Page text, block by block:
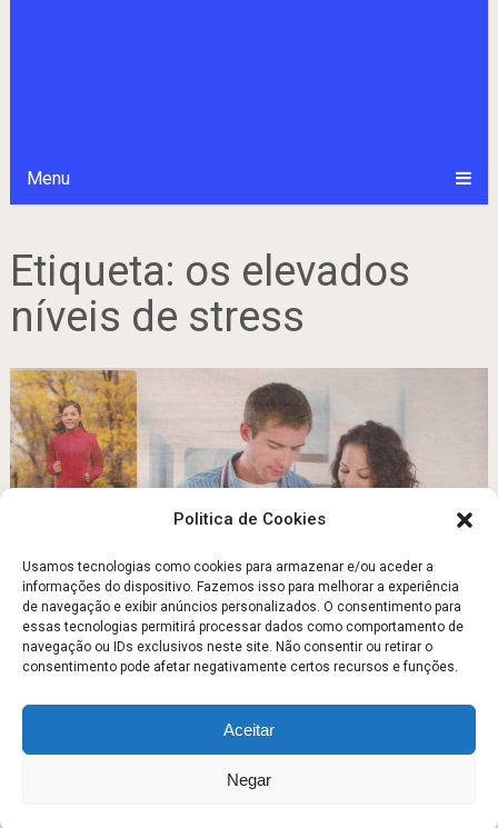
Politica de Cookies
Usamos tecnologias como cookies para armazenar e/ou aceder a
informações do dispositivo. Fazemos isso para melhorar a experiência
de navegação e exibir anúncios personalizados. O consentimento para
essas tecnologias permitirá processar dados como comportamento de
navegação ou IDs exclusivos neste site. Não consentir ou retirar o
consentimento pode afetar negativamente certos recursos e funções.
Aceitar
Negar
Menu
Etiqueta: os elevados
níveis de stress
Doenças Cardiovasculares
Dezembro 15, 2012
Escola FitnessCopyright © 2026.